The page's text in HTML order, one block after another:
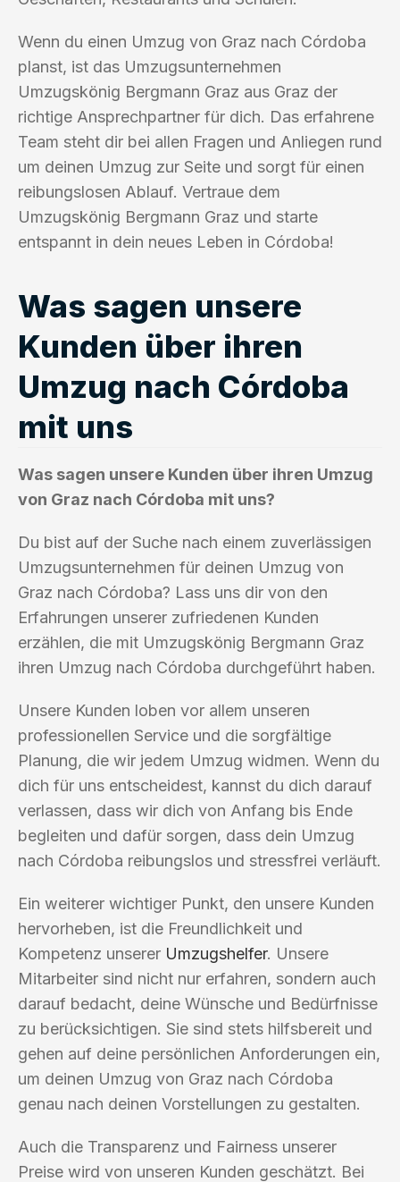
Wenn du einen Umzug von Graz nach Córdoba
planst, ist das Umzugsunternehmen
Umzugskönig Bergmann Graz aus Graz der
richtige Ansprechpartner für dich. Das erfahrene
Team steht dir bei allen Fragen und Anliegen rund
um deinen Umzug zur Seite und sorgt für einen
reibungslosen Ablauf. Vertraue dem
Umzugskönig Bergmann Graz und starte
entspannt in dein neues Leben in Córdoba!
Was sagen unsere
Kunden über ihren
Umzug nach Córdoba
mit uns
Was sagen unsere Kunden über ihren Umzug
von Graz nach Córdoba mit uns?
Du bist auf der Suche nach einem zuverlässigen
Umzugsunternehmen für deinen Umzug von
Graz nach Córdoba? Lass uns dir von den
Erfahrungen unserer zufriedenen Kunden
erzählen, die mit Umzugskönig Bergmann Graz
ihren Umzug nach Córdoba durchgeführt haben.
Unsere Kunden loben vor allem unseren
professionellen Service und die sorgfältige
Planung, die wir jedem Umzug widmen. Wenn du
dich für uns entscheidest, kannst du dich darauf
verlassen, dass wir dich von Anfang bis Ende
begleiten und dafür sorgen, dass dein Umzug
nach Córdoba reibungslos und stressfrei verläuft.
Ein weiterer wichtiger Punkt, den unsere Kunden
hervorheben, ist die Freundlichkeit und
Kompetenz unserer Umzugshelfer. Unsere
Mitarbeiter sind nicht nur erfahren, sondern auch
darauf bedacht, deine Wünsche und Bedürfnisse
zu berücksichtigen. Sie sind stets hilfsbereit und
gehen auf deine persönlichen Anforderungen ein,
um deinen Umzug von Graz nach Córdoba
genau nach deinen Vorstellungen zu gestalten.
Auch die Transparenz und Fairness unserer
Preise wird von unseren Kunden geschätzt. Bei